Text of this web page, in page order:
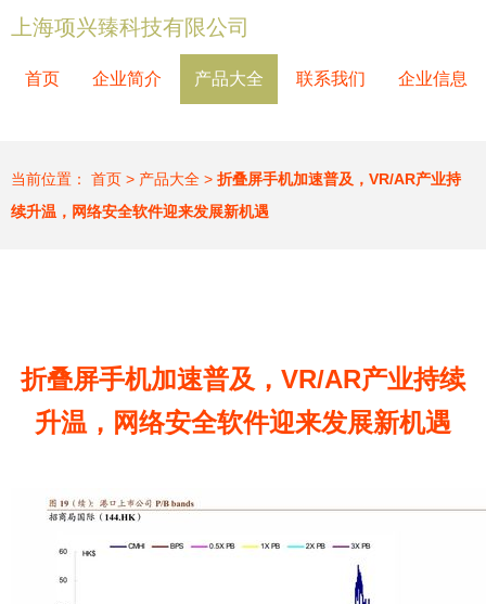
上海项兴臻科技有限公司
首页 企业简介 产品大全 联系我们 企业信息
当前位置： 首页 > 产品大全 > 折叠屏手机加速普及，VR/AR产业持
续升温，网络安全软件迎来发展新机遇
折叠屏手机加速普及，VR/AR产业持续
升温，网络安全软件迎来发展新机遇